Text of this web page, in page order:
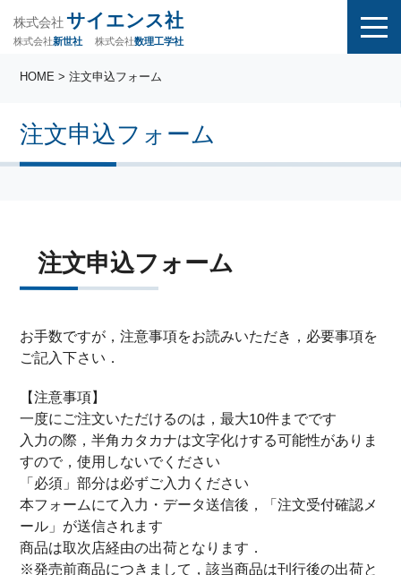
株式会社 サイエンス社
株式会社新世社 株式会社数理工学社
注文申込フォーム
HOME > 注文申込フォーム
注文申込フォーム
お手数ですが，注意事項をお読みいただき，必要事項を
ご記入下さい．
【注意事項】
一度にご注文いただけるのは，最大10件までです
入力の際，半角カタカナは文字化けする可能性がありま
すので，使用しないでください
「必須」部分は必ずご入力ください
本フォームにて入力・データ送信後，「注文受付確認メ
ール」が送信されます
商品は取次店経由の出荷となります．
※発売前商品につきまして，該当商品は刊行後の出荷と